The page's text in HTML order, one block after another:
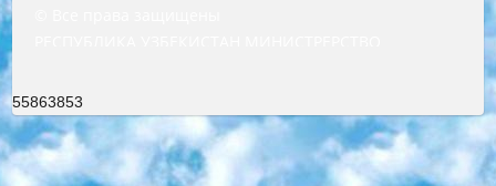
55863853